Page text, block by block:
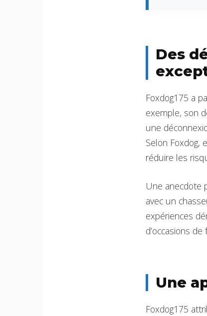
Des
Foxdog175 a
exemple, son
une
Selon Foxdog,
réduire les
Une anecdote
avec un
expériences
d’occasions
Une
Foxdog175